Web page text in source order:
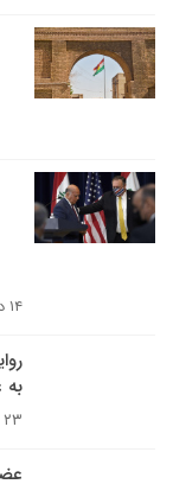
۱۴ دی ۱۳۹۹
۲۳ فروردین ۱۳۹۹